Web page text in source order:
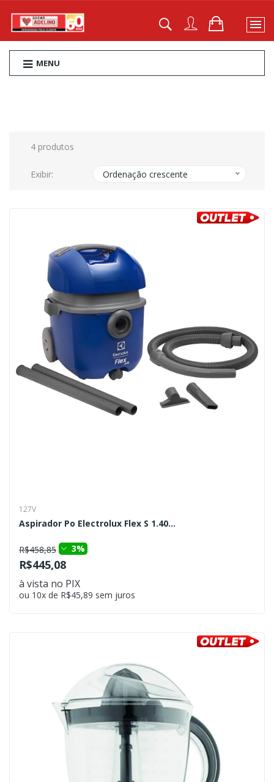
MENU
4 produtos
Exibir: Ordenação crescente
127V
Aspirador Po Electrolux Flex S 1.40...
R$458,85 3%
R$445,08
à vista no PIX
ou 10x de R$45,89 sem juros